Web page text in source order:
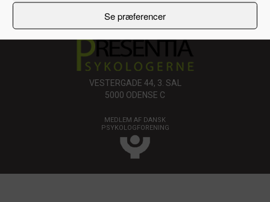
Se præferencer
Coaching
VESTERGADE 44, 3. SAL
5000 ODENSE C
MEDLEM AF DANSK
PSYKOLOGFORENING